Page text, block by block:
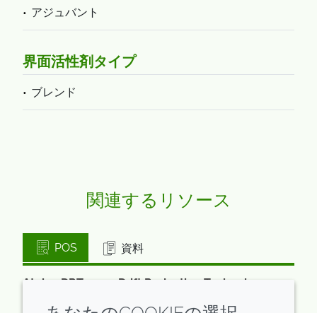
アジュバント
界面活性剤タイプ
ブレンド
関連するリソース
POS 資料
Atplus DRT-100 - Drift Reduction Technology
英語: 650.0 KB